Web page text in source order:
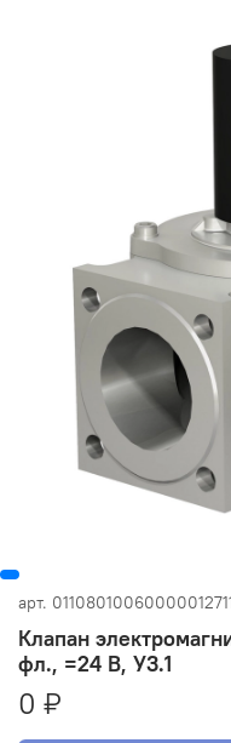
арт.
Клапан
фл., =24 В, У3.1
0 ₽